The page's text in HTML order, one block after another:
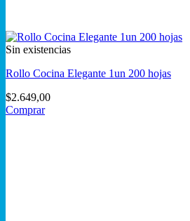
Sin existencias
Rollo Cocina Elegante 1un 200 hojas
$2.649,00
Comprar